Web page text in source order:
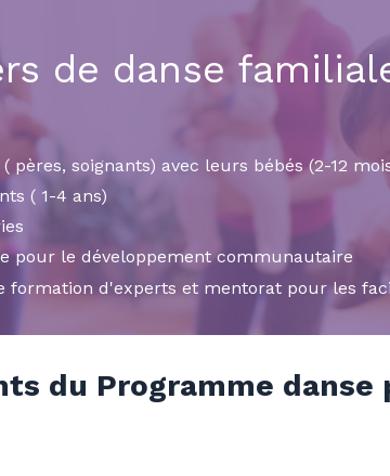
de danse
pères, soignants) avec leurs bébés (2-12
( 1-4 ans)
pour le développement communautaire
formation d'experts et mentorat pour les
du Programme